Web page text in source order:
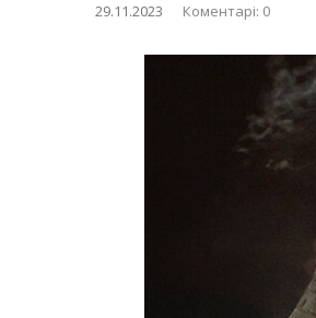
29.11.2023 Коментарі: 0